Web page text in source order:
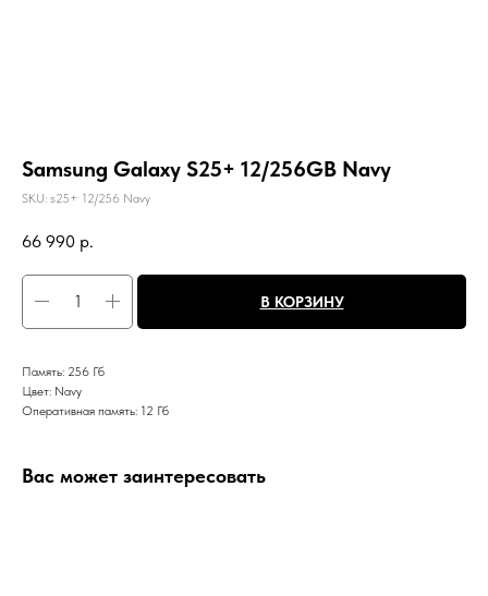
Samsung Galaxy S25+ 12/256GB Navy
SKU: s25+ 12/256 Navy
66 990 р.
В КОРЗИНУ
Память: 256 Гб
Цвет: Navy
Оперативная память: 12 Гб
Вас может заинтересовать